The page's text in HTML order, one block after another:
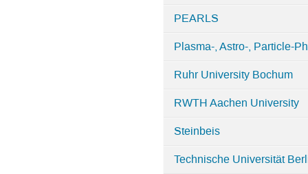
PEARLS
Plasma-, Astro-, Particle-
Ruhr University Bochum
RWTH Aachen University
Steinbeis
Technische Universität